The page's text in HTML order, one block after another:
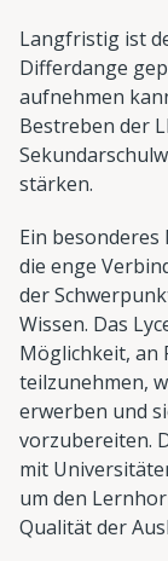
Langfristig ist
Differdange
aufnehmen
Bestreben der
stärken.
Ein
die enge
der
Wissen. Das
Möglichkeit, an
teilzunehmen,
erwerben und
vorzubereiten.
mit
um den
Qualität der